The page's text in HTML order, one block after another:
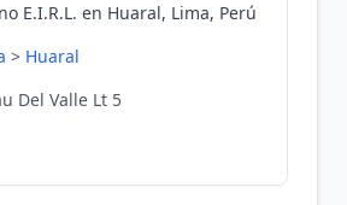
E.I.R.L. en Huaral, Lima, Perú
> Huaral
Del Valle Lt 5